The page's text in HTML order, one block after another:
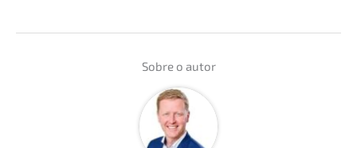
Sobre o autor